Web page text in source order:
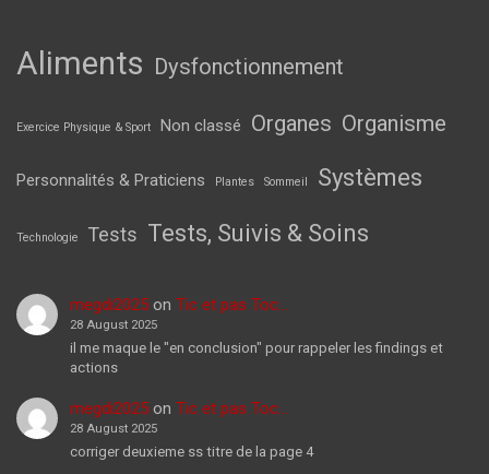
Aliments Dysfonctionnement
Exercice Physique & Sport Non classé Organes Organisme
Personnalités & Praticiens Plantes Sommeil Systèmes
Technologie Tests Tests, Suivis & Soins
megdi2025on Tic et pas Toc…
28 August 2025
il me maque le "en conclusion" pour rappeler les findings et
actions
megdi2025on Tic et pas Toc…
28 August 2025
corriger deuxieme ss titre de la page 4